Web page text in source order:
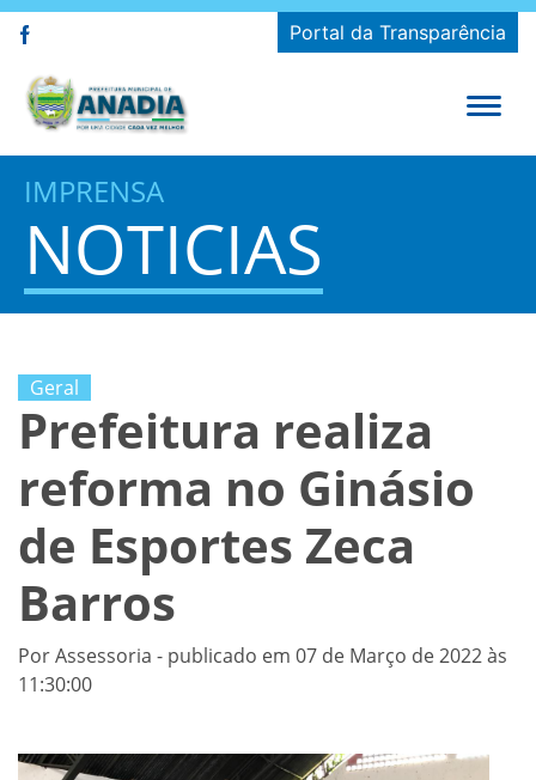
Portal da Transparência
IMPRENSA
NOTICIAS
Geral
Prefeitura realiza
reforma no Ginásio
de Esportes Zeca
Barros
Por Assessoria - publicado em 07 de Março de 2022 às
11:30:00